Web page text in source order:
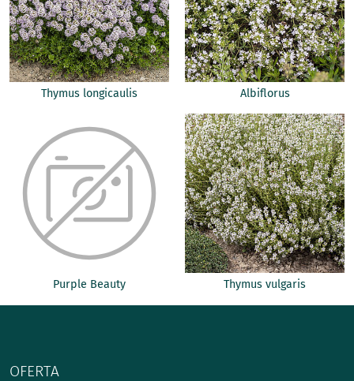
Thymus longicaulis Albiflorus
Purple Beauty Thymus vulgaris
OFERTA